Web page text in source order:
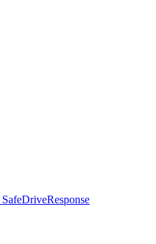
SafeDriveResponse